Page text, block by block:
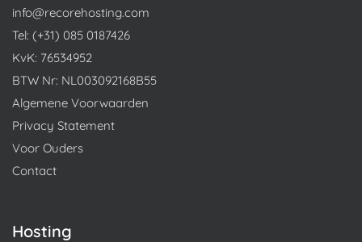
info@recorehosting.com
Tel: (+31) 085 0187426
KvK: 76534952
BTW Nr: NL003092168B55
Algemene Voorwaarden
Privacy Statement
Voor Ouders
Contact
Hosting